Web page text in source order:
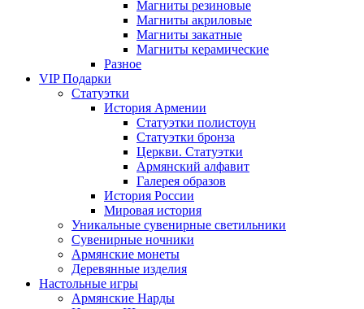
Магниты резиновые
Магниты акриловые
Магниты закатные
Магниты керамические
Разное
VIP Подарки
Статуэтки
История Армении
Статуэтки полистоун
Статуэтки бронза
Церкви. Статуэтки
Армянский алфавит
Галерея образов
История России
Мировая история
Уникальные сувенирные светильники
Сувенирные ночники
Армянские монеты
Деревянные изделия
Настольные игры
Армянские Нарды